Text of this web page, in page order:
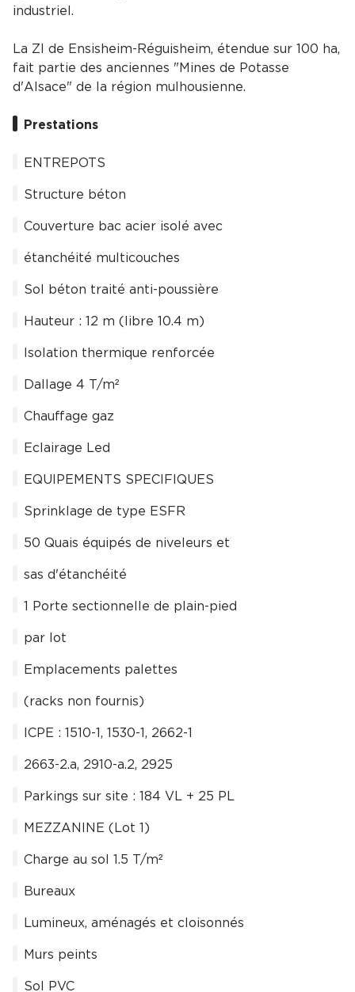
industriel.
La ZI de Ensisheim-Réguisheim, étendue sur 100 ha,
fait partie des anciennes "Mines de Potasse
d'Alsace" de la région mulhousienne.
Prestations
ENTREPOTS
Structure béton
Couverture bac acier isolé avec
étanchéité multicouches
Sol béton traité anti-poussière
Hauteur : 12 m (libre 10.4 m)
Isolation thermique renforcée
Dallage 4 T/m²
Chauffage gaz
Eclairage Led
EQUIPEMENTS SPECIFIQUES
Sprinklage de type ESFR
50 Quais équipés de niveleurs et
sas d'étanchéité
1 Porte sectionnelle de plain-pied
par lot
Emplacements palettes
(racks non fournis)
ICPE : 1510-1, 1530-1, 2662-1
2663-2.a, 2910-a.2, 2925
Parkings sur site : 184 VL + 25 PL
MEZZANINE (Lot 1)
Charge au sol 1.5 T/m²
Bureaux
Lumineux, aménagés et cloisonnés
Murs peints
Sol PVC